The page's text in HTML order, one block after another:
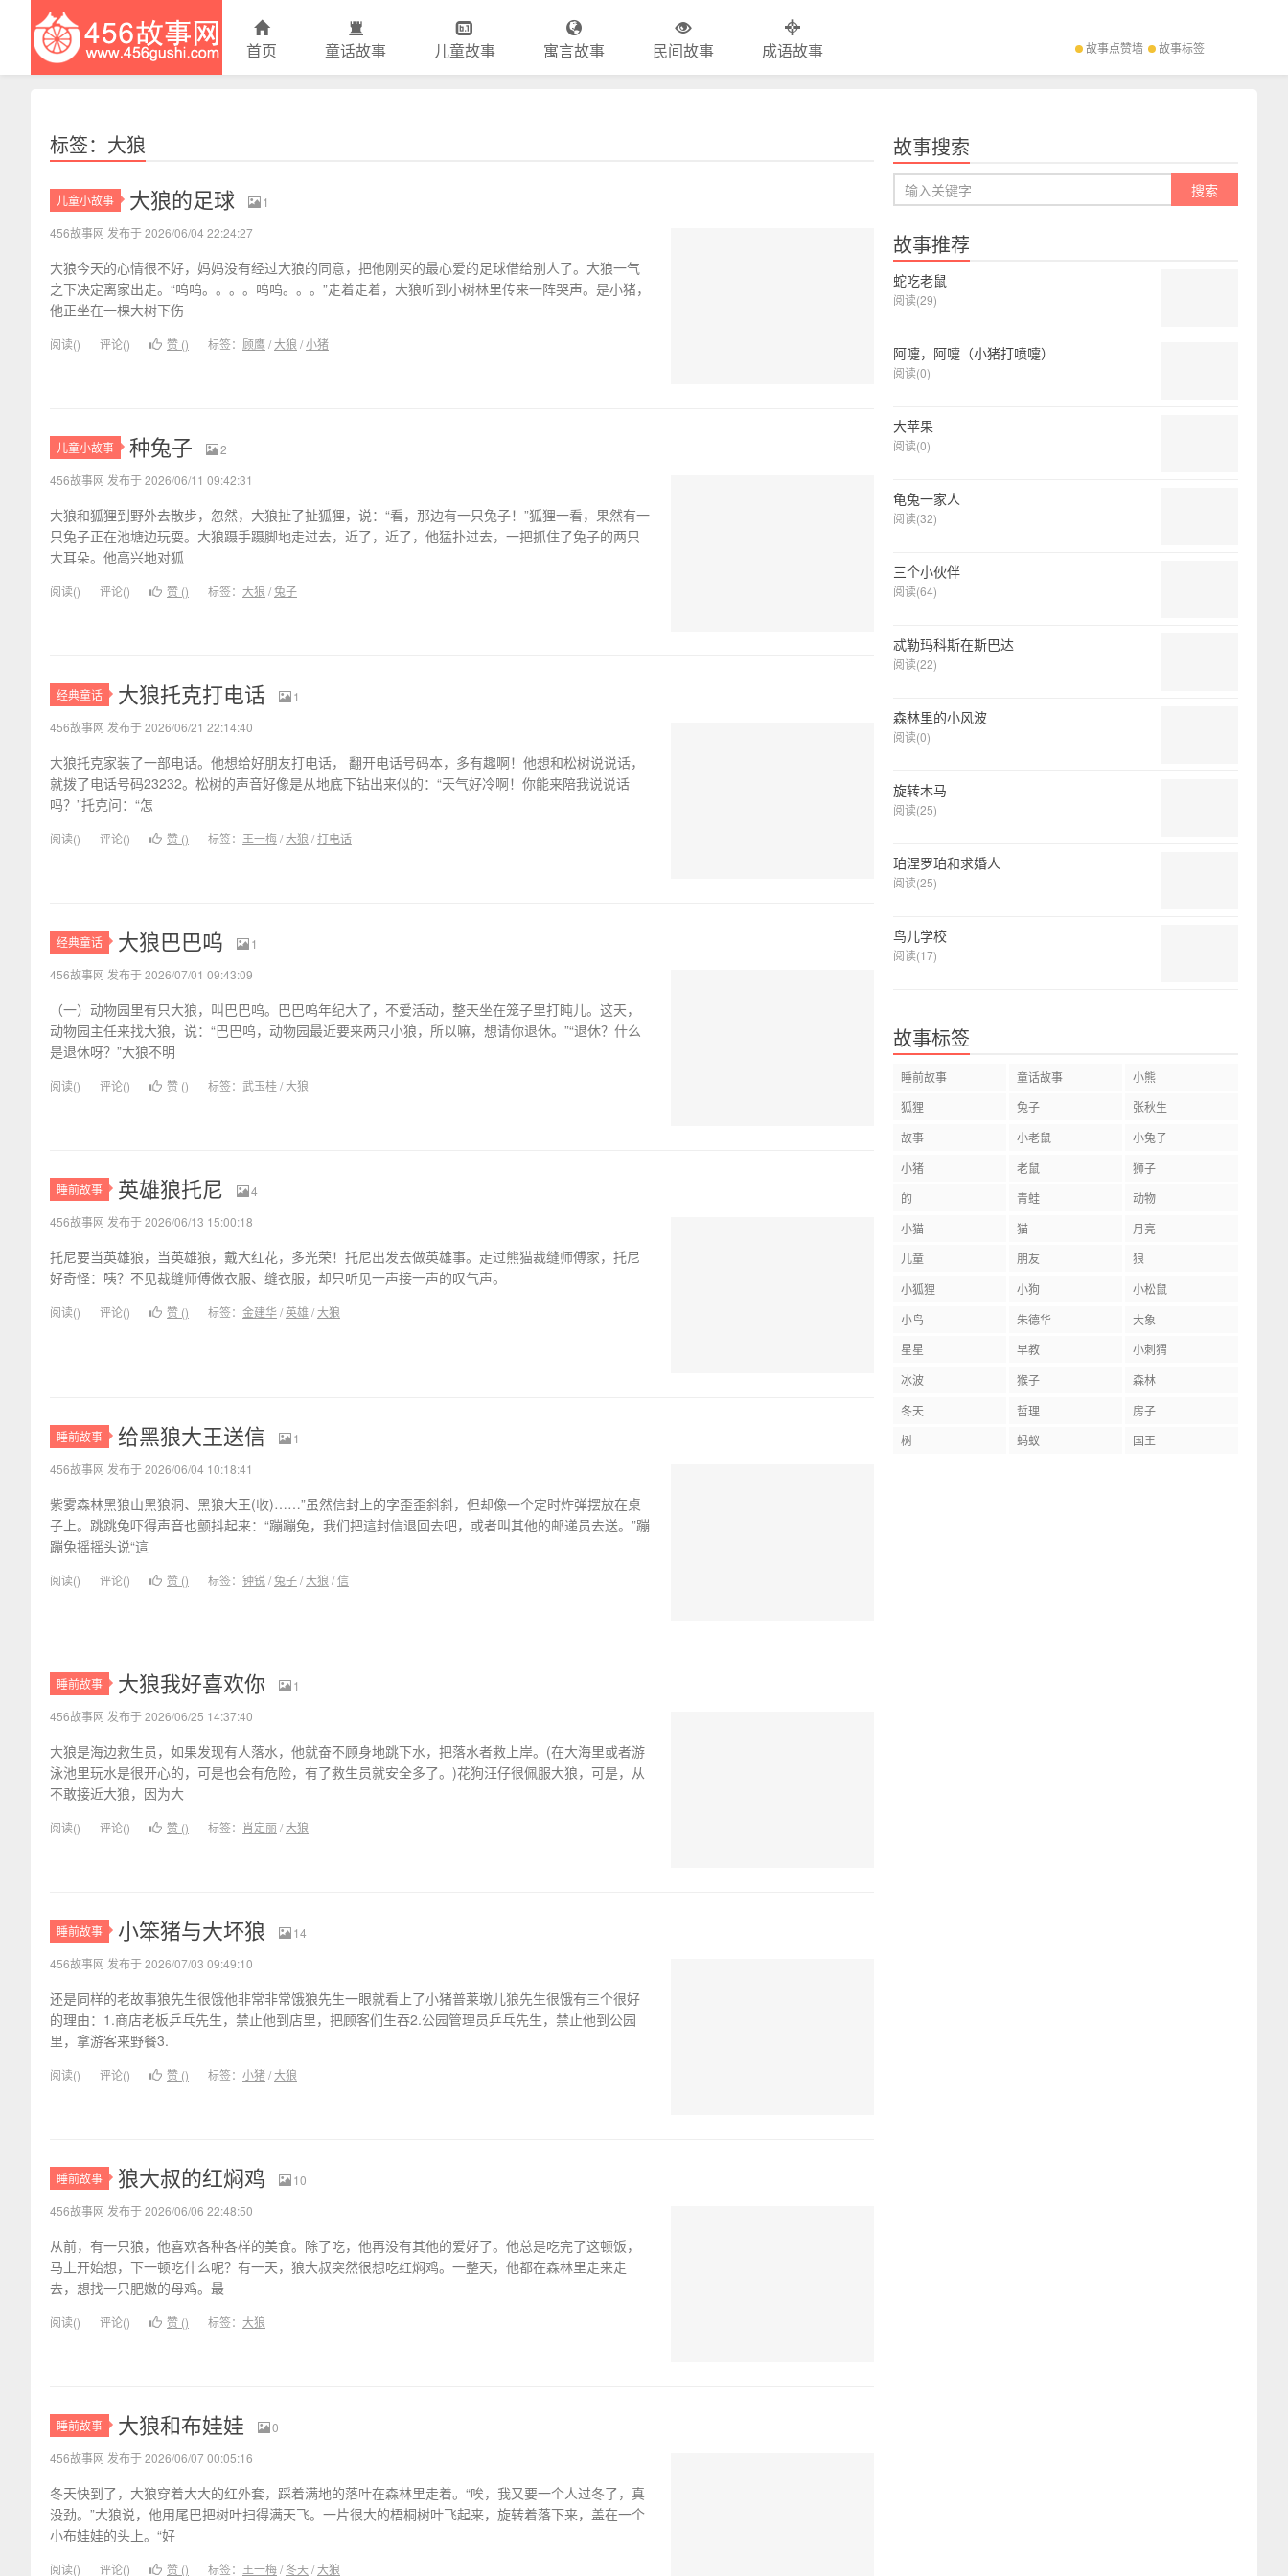
456故事网
首页 童话故事 儿童故事 寓言故事 民间故事 成语故事 故事点赞墙 故事标签
标签：大狼
儿童小故事 大狼的足球
1
456故事网 发布于 2026/06/04 22:24:27
大狼今天的心情很不好，妈妈没有经过大狼的同意，把他刚买的最心爱的足球借给别人了。大狼一气
之下决定离家出走。“呜呜。。。。呜呜。。。”走着走着，大狼听到小树林里传来一阵哭声。是小猪，
他正坐在一棵大树下伤
阅读() 评论() 赞 () 标签： 顾鹰/大狼 /小猪
儿童小故事 种兔子
2
456故事网 发布于 2026/06/11 09:42:31
大狼和狐狸到野外去散步，忽然，大狼扯了扯狐狸，说：“看，那边有一只兔子！”狐狸一看，果然有一
只兔子正在池塘边玩耍。大狼蹑手蹑脚地走过去，近了，近了，他猛扑过去，一把抓住了兔子的两只
大耳朵。他高兴地对狐
阅读() 评论() 赞 () 标签： 大狼 /兔子
经典童话 大狼托克打电话
1
456故事网 发布于 2026/06/21 22:14:40
大狼托克家装了一部电话。他想给好朋友打电话， 翻开电话号码本，多有趣啊！他想和松树说说话，
就拨了电话号码23232。松树的声音好像是从地底下钻出来似的：“天气好冷啊！你能来陪我说说话
吗？”托克问：“怎
阅读() 评论() 赞 () 标签： 王一梅/大狼 /打电话
经典童话 大狼巴巴呜
1
456故事网 发布于 2026/07/01 09:43:09
（一）动物园里有只大狼，叫巴巴呜。巴巴呜年纪大了，不爱活动，整天坐在笼子里打盹儿。这天，
动物园主任来找大狼，说：“巴巴呜，动物园最近要来两只小狼，所以嘛，想请你退休。”“退休？什么
是退休呀？”大狼不明
阅读() 评论() 赞 () 标签： 武玉桂/大狼
睡前故事 英雄狼托尼
4
456故事网 发布于 2026/06/13 15:00:18
托尼要当英雄狼，当英雄狼，戴大红花，多光荣！托尼出发去做英雄事。走过熊猫裁缝师傅家，托尼
好奇怪：咦？不见裁缝师傅做衣服、缝衣服，却只听见一声接一声的叹气声。
阅读() 评论() 赞 () 标签： 金建华/英雄 /大狼
睡前故事 给黑狼大王送信
1
456故事网 发布于 2026/06/04 10:18:41
紫雾森林黑狼山黑狼洞、黑狼大王(收)……”虽然信封上的字歪歪斜斜，但却像一个定时炸弹摆放在桌
子上。跳跳兔吓得声音也颤抖起来：“蹦蹦兔，我们把這封信退回去吧，或者叫其他的邮递员去送。”蹦
蹦兔摇摇头说“這
阅读() 评论() 赞 () 标签： 钟锐/兔子/大狼 /信
睡前故事 大狼我好喜欢你
1
456故事网 发布于 2026/06/25 14:37:40
大狼是海边救生员，如果发现有人落水，他就奋不顾身地跳下水，把落水者救上岸。(在大海里或者游
泳池里玩水是很开心的，可是也会有危险，有了救生员就安全多了。)花狗汪仔很佩服大狼，可是，从
不敢接近大狼，因为大
阅读() 评论() 赞 () 标签： 肖定丽/大狼
睡前故事 小笨猪与大坏狼
14
456故事网 发布于 2026/07/03 09:49:10
还是同样的老故事狼先生很饿他非常非常饿狼先生一眼就看上了小猪普莱墩儿狼先生很饿有三个很好
的理由：1.商店老板乒乓先生，禁止他到店里，把顾客们生吞2.公园管理员乒乓先生，禁止他到公园
里，拿游客来野餐3.
阅读() 评论() 赞 () 标签： 小猪/大狼
睡前故事 狼大叔的红焖鸡
10
456故事网 发布于 2026/06/06 22:48:50
从前，有一只狼，他喜欢各种各样的美食。除了吃，他再没有其他的爱好了。他总是吃完了这顿饭，
马上开始想，下一顿吃什么呢？有一天，狼大叔突然很想吃红焖鸡。一整天，他都在森林里走来走
去，想找一只肥嫩的母鸡。最
阅读() 评论() 赞 () 标签： 大狼
睡前故事 大狼和布娃娃
0
456故事网 发布于 2026/06/07 00:05:16
冬天快到了，大狼穿着大大的红外套，踩着满地的落叶在森林里走着。“唉，我又要一个人过冬了，真
没劲。”大狼说，他用尾巴把树叶扫得满天飞。一片很大的梧桐树叶飞起来，旋转着落下来，盖在一个
小布娃娃的头上。“好
阅读() 评论() 赞 () 标签： 王一梅/ 冬天 /大狼
故事搜索
故事推荐
蛇吃老鼠
阅读(29)
阿嚏，阿嚏（小猪打喷嚏）
阅读(0)
大苹果
阅读(0)
龟兔一家人
阅读(32)
三个小伙伴
阅读(64)
忒勒玛科斯在斯巴达
阅读(22)
森林里的小风波
阅读(0)
旋转木马
阅读(25)
珀涅罗珀和求婚人
阅读(25)
鸟儿学校
阅读(17)
故事标签
睡前故事 童话故事
小熊
狐狸
兔子
张秋生
故事
小老鼠
小兔子
小猪
老鼠
狮子
的
青蛙
动物
小猫
猫
月亮
儿童
朋友
狼
小狐狸
小狗
小松鼠
小鸟
朱德华
大象
星星
早教
小刺猬
冰波
猴子
森林
冬天
哲理
房子
树
蚂蚁 国王